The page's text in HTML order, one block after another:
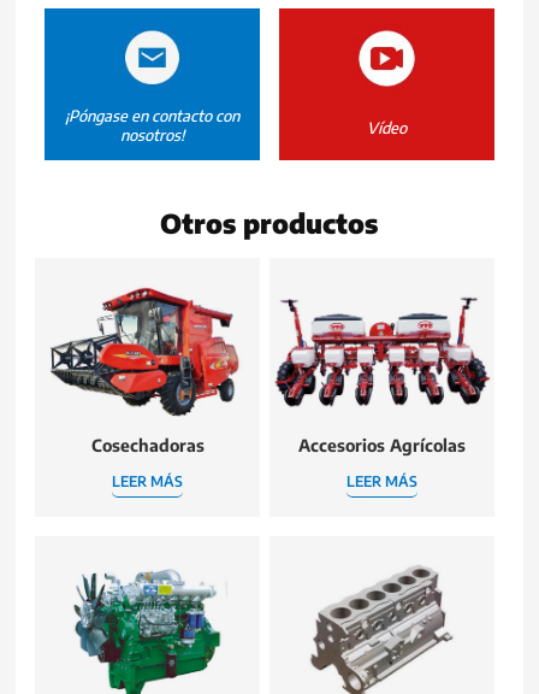
¡Póngase en contacto con
nosotros!
Vídeo
Otros productos
Cosechadoras
LEER MÁS
Accesorios Agrícolas
LEER MÁS